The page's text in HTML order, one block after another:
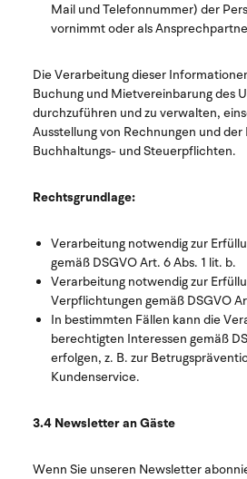
Mail und Telefonnummer) der
vornimmt oder als
Die Verarbeitung dieser
Buchung und Mietvereinbarung des
durchzuführen und zu verwalten,
Ausstellung von Rechnungen und der
Buchhaltungs- und Steuerpflichten.
Rechtsgrundlage:
Verarbeitung notwendig zur
gemäß DSGVO Art. 6 Abs. 1 lit. b.
Verarbeitung notwendig zur
Verpflichtungen gemäß DSGVO
In bestimmten Fällen kann die
berechtigten Interessen gemäß
erfolgen, z. B. zur
Kundenservice.
3.4 Newsletter an Gäste
Wenn Sie unseren Newsletter